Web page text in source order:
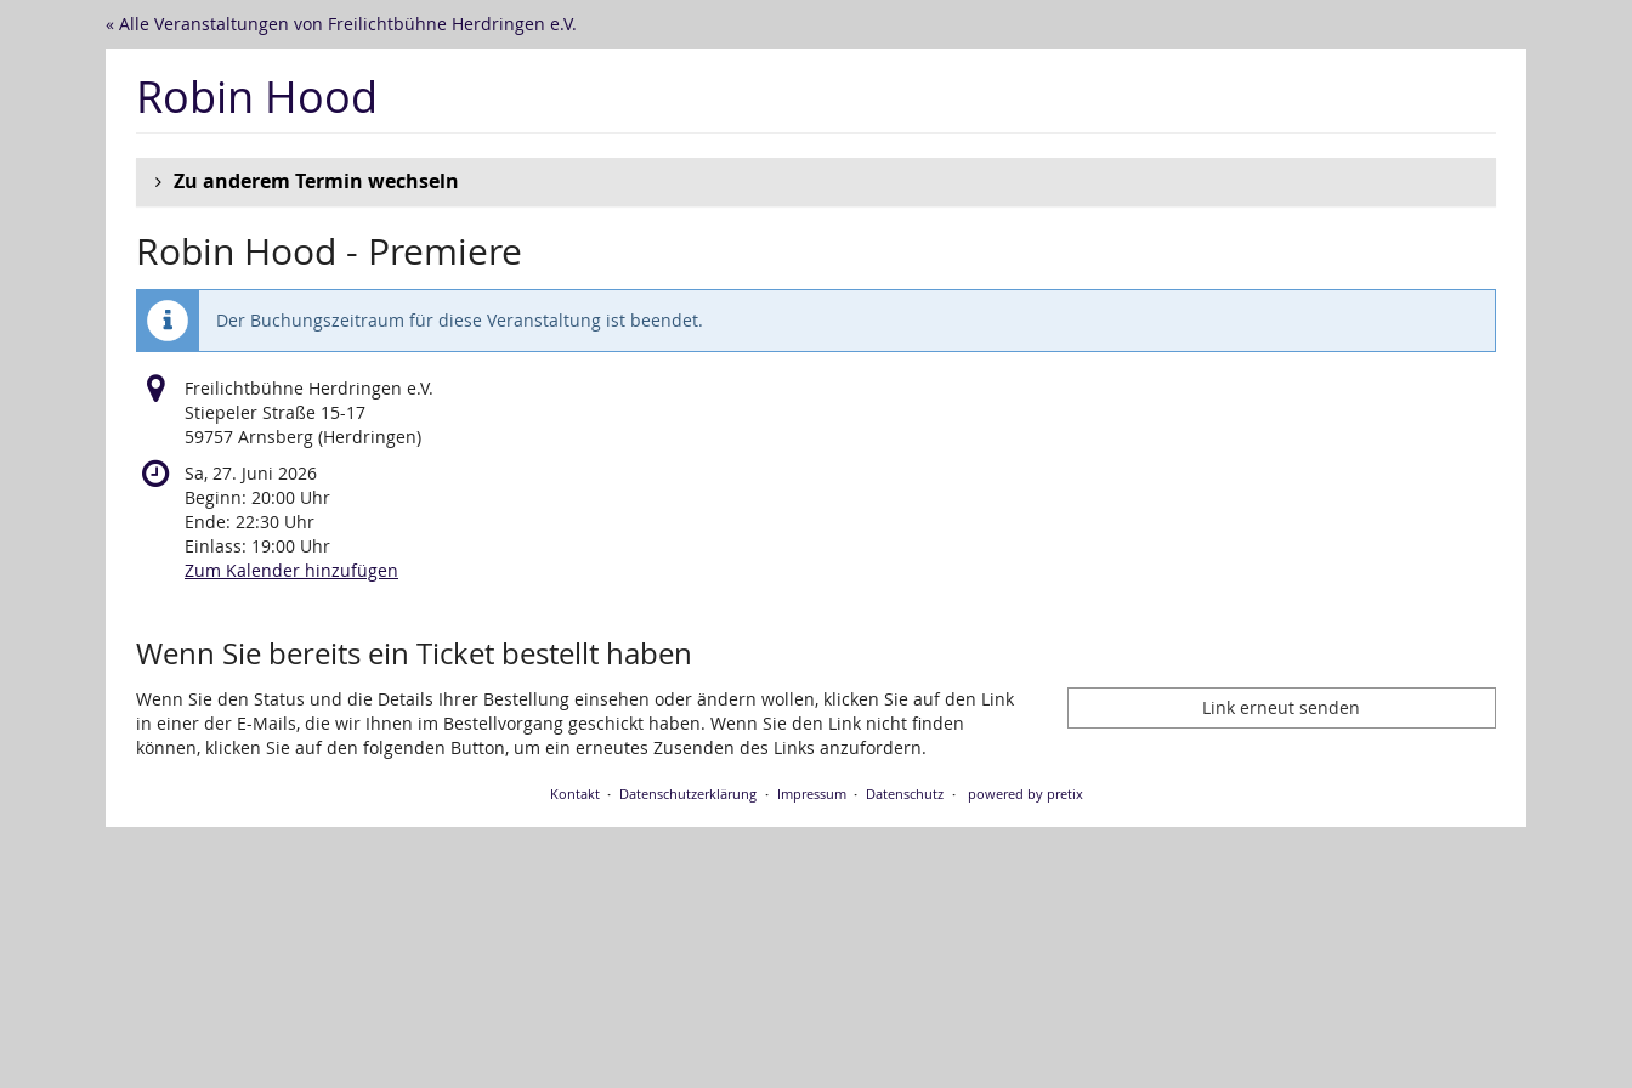
« Alle Veranstaltungen von Freilichtbühne Herdringen e.V.
Robin Hood
Zu anderem Termin wechseln
Robin Hood - Premiere
Der Buchungszeitraum für diese Veranstaltung ist beendet.
Freilichtbühne Herdringen e.V.
Stiepeler Straße 15-17
59757 Arnsberg (Herdringen)
Sa, 27. Juni 2026
Beginn: 20:00 Uhr
Ende: 22:30 Uhr
Einlass: 19:00 Uhr
Zum Kalender hinzufügen
Wenn Sie bereits ein Ticket bestellt haben
Wenn Sie den Status und die Details Ihrer Bestellung einsehen oder ändern wollen, klicken Sie auf den Link
in einer der E-Mails, die wir Ihnen im Bestellvorgang geschickt haben. Wenn Sie den Link nicht finden
können, klicken Sie auf den folgenden Button, um ein erneutes Zusenden des Links anzufordern.
Link erneut senden
Kontakt Datenschutzerklärung Impressum Datenschutz powered by pretix